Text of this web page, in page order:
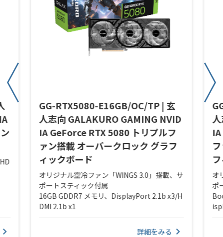
GG-RTX5080-E16GB/OC/TP | 玄
人志向 GALAKURO GAMING NVID
IA GeForce RTX 5080 トリプルフ
ァン搭載 オーバークロック グラフ
ィックボード
オリジナル空冷ファン「WINGS 3.0」搭載、サ
ポートスティック付属
16GB GDDR7 メモリ、DisplayPort 2.1b x3/H
DMI 2.1b x1
詳細をみる
オ
ポ